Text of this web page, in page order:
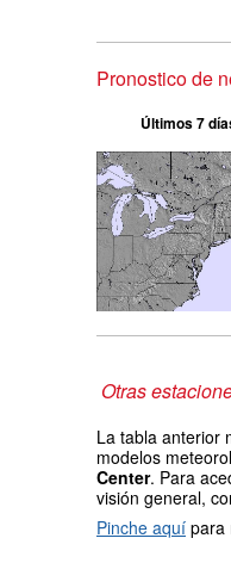
Pronostico de
Últimos 7
Otras
La tabla anterior
modelos
Center. Para
visión general,
Pinche aquí para